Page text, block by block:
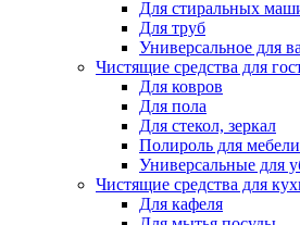
Для стиральных
Для труб
Универсальное для
Чистящие средства для
Для ковров
Для пола
Для стекол, зеркал
Полироль для мебели
Универсальные для
Чистящие средства для
Для кафеля